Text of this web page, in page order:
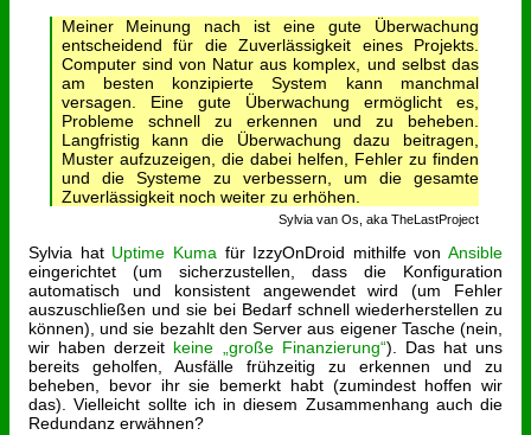
Meiner Meinung nach ist eine gute Überwachung
entscheidend für die Zuverlässigkeit eines Projekts.
Computer sind von Natur aus komplex, und selbst das
am besten konzipierte System kann manchmal
versagen. Eine gute Überwachung ermöglicht es,
Probleme schnell zu erkennen und zu beheben.
Langfristig kann die Überwachung dazu beitragen,
Muster aufzuzeigen, die dabei helfen, Fehler zu finden
und die Systeme zu verbessern, um die gesamte
Zuverlässigkeit noch weiter zu erhöhen.
Sylvia van Os, aka TheLastProject
Sylvia hat Uptime Kumafür IzzyOnDroid mithilfe von Ansible
eingerichtet (um sicherzustellen, dass die Konfiguration
automatisch und konsistent angewendet wird (um Fehler
auszuschließen und sie bei Bedarf schnell wiederherstellen zu
können), und sie bezahlt den Server aus eigener Tasche (nein,
wir haben derzeit keine „große Finanzierung“). Das hat uns
bereits geholfen, Ausfälle frühzeitig zu erkennen und zu
beheben, bevor ihr sie bemerkt habt (zumindest hoffen wir
das). Vielleicht sollte ich in diesem Zusammenhang auch die
Redundanz erwähnen?